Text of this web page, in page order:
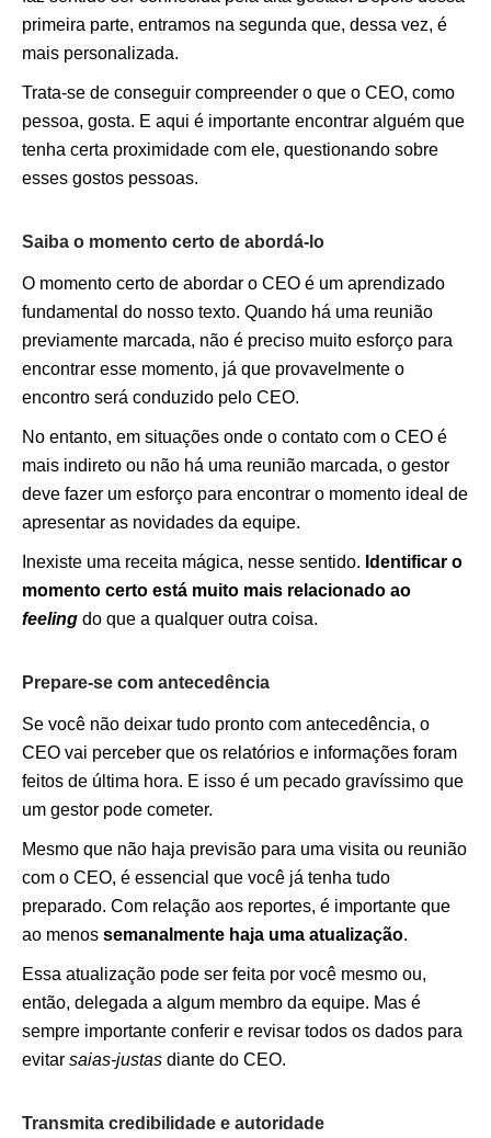
primeira parte, entramos na segunda que, dessa vez, é
mais personalizada.
Trata-se de conseguir compreender o que o CEO, como
pessoa, gosta. E aqui é importante encontrar alguém que
tenha certa proximidade com ele, questionando sobre
esses gostos pessoas.
Saiba o momento certo de abordá-lo
O momento certo de abordar o CEO é um aprendizado
fundamental do nosso texto. Quando há uma reunião
previamente marcada, não é preciso muito esforço para
encontrar esse momento, já que provavelmente o
encontro será conduzido pelo CEO.
No entanto, em situações onde o contato com o CEO é
mais indireto ou não há uma reunião marcada, o gestor
deve fazer um esforço para encontrar o momento ideal de
apresentar as novidades da equipe.
Inexiste uma receita mágica, nesse sentido. Identificar o
momento certo está muito mais relacionado ao
feeling do que a qualquer outra coisa.
Prepare-se com antecedência
Se você não deixar tudo pronto com antecedência, o
CEO vai perceber que os relatórios e informações foram
feitos de última hora. E isso é um pecado gravíssimo que
um gestor pode cometer.
Mesmo que não haja previsão para uma visita ou reunião
com o CEO, é essencial que você já tenha tudo
preparado. Com relação aos reportes, é importante que
ao menos semanalmente haja uma atualização.
Essa atualização pode ser feita por você mesmo ou,
então, delegada a algum membro da equipe. Mas é
sempre importante conferir e revisar todos os dados para
evitar saias-justas diante do CEO.
Transmita credibilidade e autoridade